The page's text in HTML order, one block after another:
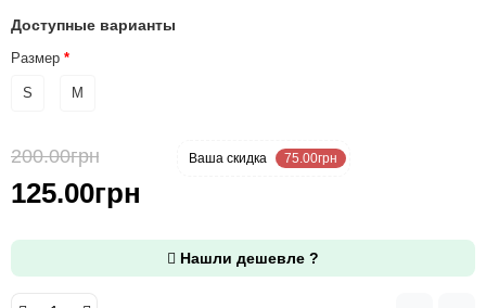
Доступные варианты
Размер
S M
200.00грн Ваша cкидка 75.00грн
125.00грн
Нашли дешевле ?